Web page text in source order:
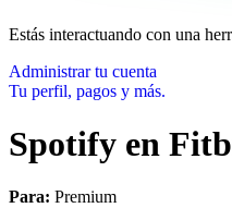
Estás interactuando con una
Administrar tu cuenta
Tu perfil, pagos y más.
Spotify en
Para: Premium